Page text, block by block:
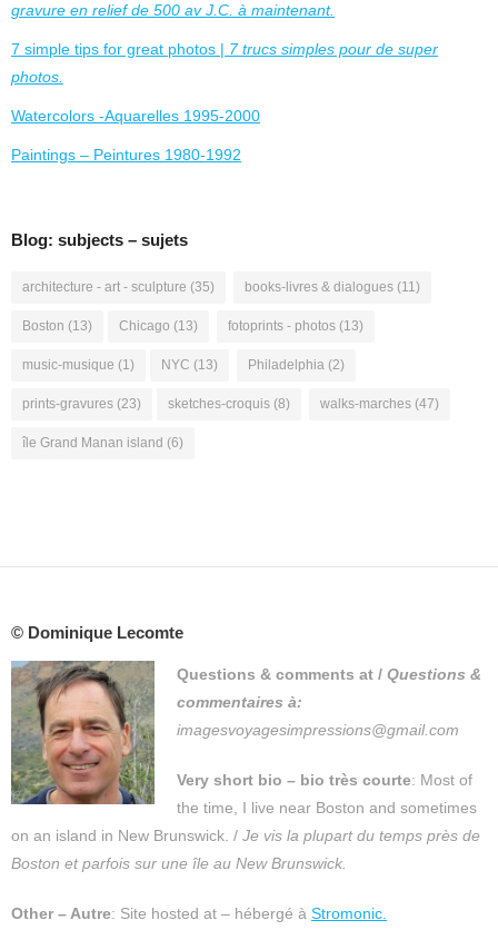
gravure en relief de 500 av J.C. à maintenant.
7 simple tips for great photos | 7 trucs simples pour de super
photos.
Watercolors -Aquarelles 1995-2000
Paintings – Peintures 1980-1992
Blog: subjects – sujets
architecture - art - sculpture (35) books-livres & dialogues (11)
Boston (13) Chicago (13) fotoprints - photos (13)
music-musique (1) NYC (13) Philadelphia (2)
prints-gravures (23) sketches-croquis (8) walks-marches (47)
île Grand Manan island (6)
© Dominique Lecomte
Questions & comments at / Questions &
commentaires à:
imagesvoyagesimpressions@gmail.com
Very short bio – bio très courte: Most of
the time, I live near Boston and sometimes
on an island in New Brunswick. / Je vis la plupart du temps près de
Boston et parfois sur une île au New Brunswick.
Other – Autre: Site hosted at – hébergé à Stromonic.